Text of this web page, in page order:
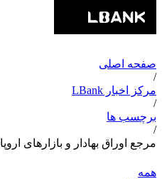
صفحه اصلی
/
مرکز اخبار LBank
/
برچسب ها
/
مرجع اوراق بهادار و بازارهای اروپا
همه